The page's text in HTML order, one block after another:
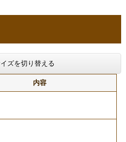
ズを切り替える
内容